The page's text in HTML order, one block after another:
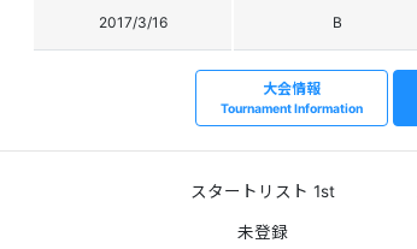
2017/3/16 B
大会情報
Tournament Information
スタートリスト 1st